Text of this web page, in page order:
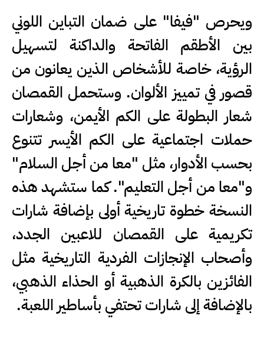
ويحرص "فيفا" على ضمان التباين اللوني
بين الأطقم الفاتحة والداكنة لتسهيل
الرؤية، خاصة للأشخاص الذين يعانون من
قصور في تمييز الألوان. وستحمل القمصان
شعار البطولة على الكم الأيمن، وشعارات
حملات اجتماعية على الكم الأيسر تتنوع
بحسب الأدوار، مثل "معا من أجل السلام"
و"معا من أجل التعليم". كما ستشهد هذه
النسخة خطوة تاريخية أولى بإضافة شارات
تكريمية على القمصان للاعبين الجدد،
وأصحاب الإنجازات الفردية التاريخية مثل
الفائزين بالكرة الذهبية أو الحذاء الذهبي،
بالإضافة إلى شارات تحتفي بأساطير اللعبة.